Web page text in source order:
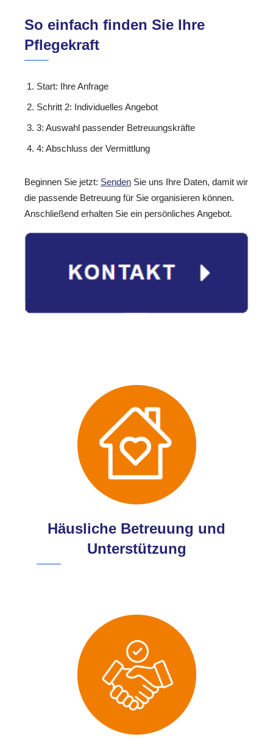
So einfach finden Sie Ihre
Pflegekraft
Start: Ihre Anfrage
Schritt 2: Individuelles Angebot
3: Auswahl passender Betreuungskräfte
4: Abschluss der Vermittlung
Beginnen Sie jetzt: Senden Sie uns Ihre Daten, damit wir
die passende Betreuung für Sie organisieren können.
Anschließend erhalten Sie ein persönliches Angebot.
Häusliche Betreuung und
Unterstützung